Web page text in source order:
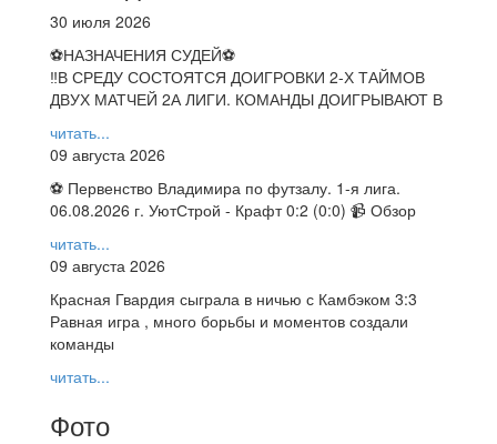
30 июля 2026
⚽НАЗНАЧЕНИЯ СУДЕЙ⚽
‼В СРЕДУ СОСТОЯТСЯ ДОИГРОВКИ 2-Х ТАЙМОВ
ДВУХ МАТЧЕЙ 2А ЛИГИ. КОМАНДЫ ДОИГРЫВАЮТ В
читать...
09 августа 2026
⚽ Первенство Владимира по футзалу. 1-я лига.
06.08.2026 г. УютСтрой - Крафт 0:2 (0:0) 📹 Обзор
читать...
09 августа 2026
Красная Гвардия сыграла в ничью с Камбэком 3:3
Равная игра , много борьбы и моментов создали
команды
читать...
Фото